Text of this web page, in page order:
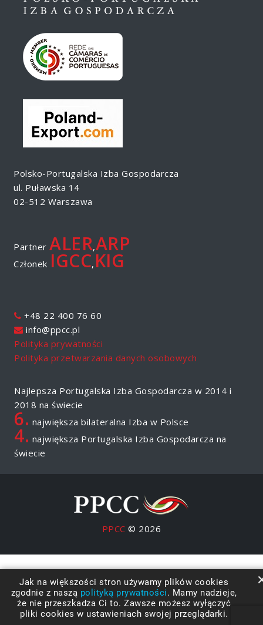
Polsko-Portugalska Izba Gospodarcza
ul. Puławska 14
02-512 Warszawa
Partner ALER,ARP
Członek IGCC, KIG
+48 22 400 76 60
info@ppcc.pl
Polityka prywatności
Polityka przetwarzania danych osobowych
Najlepsza Portugalska Izba Gospodarcza w 2014 i
2018 na świecie
6. największa bilateralna Izba w Polsce
4. największa Portugalska Izba Gospodarcza na
świecie
PPCC © 2026
Jak na większości stron używamy plików cookies
zgodnie z naszą polityką prywatności. Mamy nadzieje,
że nie przeszkadza Ci to. Zawsze możesz wyłączyć
pliki cookies w ustawieniach swojej przeglądarki.